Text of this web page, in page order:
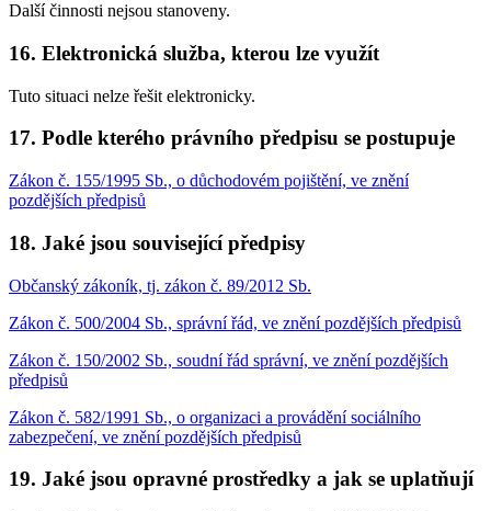
Další činnosti nejsou stanoveny.
16. Elektronická služba, kterou lze využít
Tuto situaci nelze řešit elektronicky.
17. Podle kterého právního předpisu se postupuje
Zákon č. 155/1995 Sb., o důchodovém pojištění, ve znění
pozdějších předpisů
18. Jaké jsou související předpisy
Občanský zákoník, tj. zákon č. 89/2012 Sb.
Zákon č. 500/2004 Sb., správní řád, ve znění pozdějších předpisů
Zákon č. 150/2002 Sb., soudní řád správní, ve znění pozdějších
předpisů
Zákon č. 582/1991 Sb., o organizaci a provádění sociálního
zabezpečení, ve znění pozdějších předpisů
19. Jaké jsou opravné prostředky a jak se uplatňují